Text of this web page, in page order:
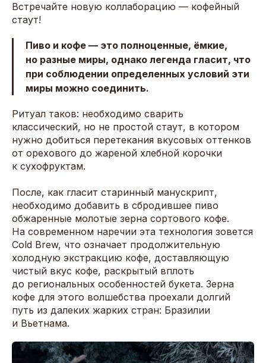
Встречайте новую коллаборацию — кофейный
стаут!
Пиво и кофе — это полноценные, ёмкие,
но разные миры, однако легенда гласит, что
при соблюдении определенных условий эти
миры можно соединить.
Ритуал таков: необходимо сварить
классический, но не простой стаут, в котором
нужно добиться перетекания вкусовых оттенков
от орехового до жареной хлебной корочки
к сухофруктам.
После, как гласит старинный манускрипт,
необходимо добавить в сбродившее пиво
обжаренные молотые зерна сортового кофе.
На современном наречии эта технология зовется
Cold Brew, что означает продолжительную
холодную экстракцию кофе, доставляющую
чистый вкус кофе, раскрытый вплоть
до региональных особенностей букета. Зерна
кофе для этого волшебства проехали долгий
путь из далеких жарких стран: Бразилии
и Вьетнама.